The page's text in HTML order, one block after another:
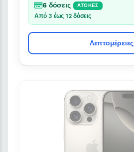
6 δόσεις ΆΤΟΚΕΣ
Από 3 έως 12 δόσεις
Λεπτομέρειες